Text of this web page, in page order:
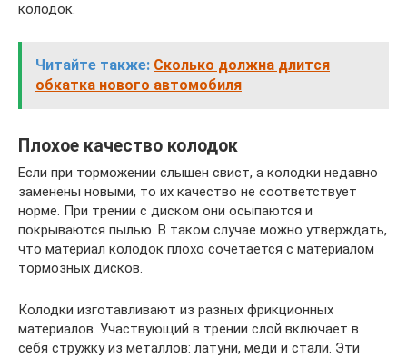
колодок.
Читайте также: Сколько должна длится
обкатка нового автомобиля
Плохое качество колодок
Если при торможении слышен свист, а колодки недавно
заменены новыми, то их качество не соответствует
норме. При трении с диском они осыпаются и
покрываются пылью. В таком случае можно утверждать,
что материал колодок плохо сочетается с материалом
тормозных дисков.
Колодки изготавливают из разных фрикционных
материалов. Участвующий в трении слой включает в
себя стружку из металлов: латуни, меди и стали. Эти